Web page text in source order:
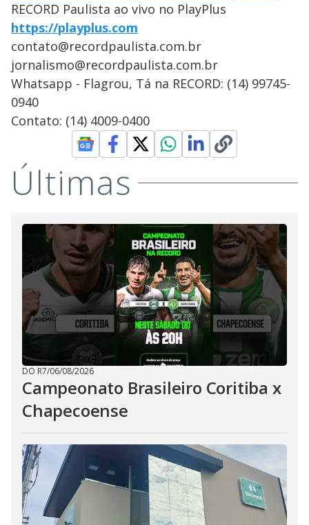
RECORD Paulista ao vivo no PlayPlus
https://playplus.com
contato@recordpaulista.com.br
jornalismo@recordpaulista.com.br
Whatsapp - Flagrou, Tá na RECORD: (14) 99745-
0940
Contato: (14) 4009-0400
Últimas
DO R7/06/08/2026
Campeonato Brasileiro Coritiba x
Chapecoense